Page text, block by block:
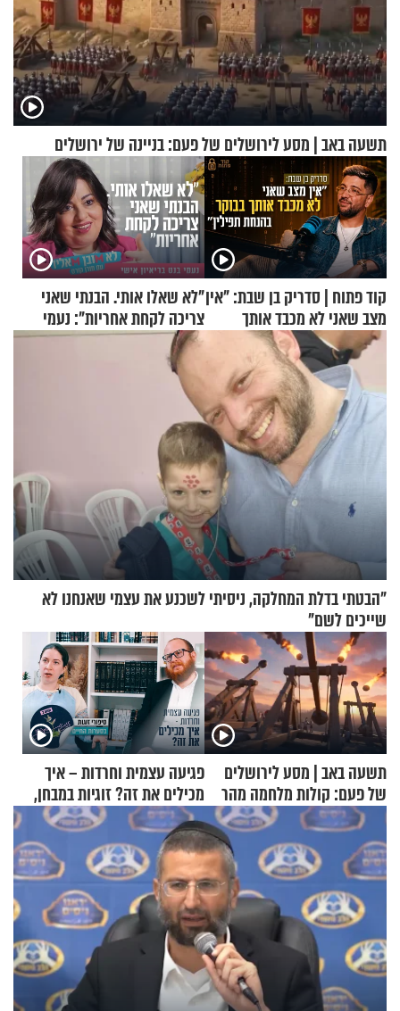
תשעה באב | מסע לירושלים של פעם: בניינה של ירושלים
קוד פתוח | סדריק בן שבת: "אין
מצב שאני לא מכבד אותך
בבוקר בהנחת תפילין"
"לא שאלו אותי. הבנתי שאני
צריכה לקחת אחריות": נעמי
בנט בריאיון אישי
"הבטתי בדלת המחלקה, ניסיתי לשכנע את עצמי שאנחנו לא
שייכים לשם"
תשעה באב | מסע לירושלים
של פעם: קולות מלחמה מהר
הזיתים
פגיעה עצמית וחרדות – איך
מכילים את זה? זוגיות במבחן,
הפעם עם יהודית ואלתר כהן